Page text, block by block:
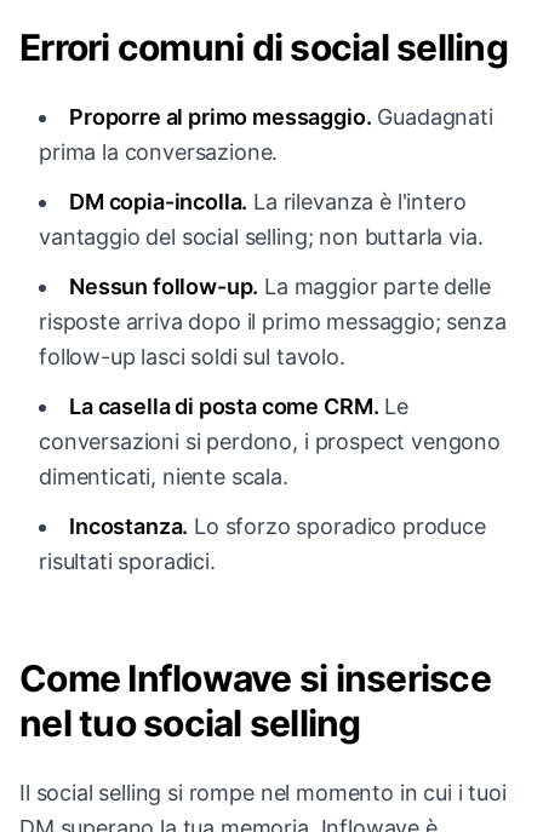
Errori comuni di social selling
Proporre al primo messaggio. Guadagnati
prima la conversazione.
DM copia-incolla. La rilevanza è l'intero
vantaggio del social selling; non buttarla via.
Nessun follow-up. La maggior parte delle
risposte arriva dopo il primo messaggio; senza
follow-up lasci soldi sul tavolo.
La casella di posta come CRM. Le
conversazioni si perdono, i prospect vengono
dimenticati, niente scala.
Incostanza. Lo sforzo sporadico produce
risultati sporadici.
Come Inflowave si inserisce
nel tuo social selling
Il social selling si rompe nel momento in cui i tuoi